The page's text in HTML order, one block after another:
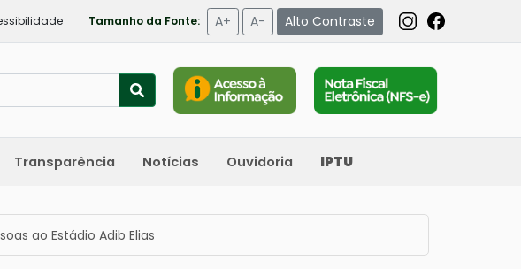
Tamanho da Fonte: A+ A- Alto Contraste
Transparência Notícias Ouvidoria IPTU
ao Estádio Adib Elias